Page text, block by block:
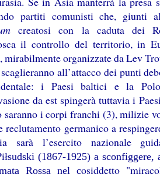
partiti comunisti che, giunti
creatosi con la caduta dei
il controllo del territorio, in
mirabilmente organizzate da Lev
all’attacco dei punti
i Paesi baltici e la
da est spingerà tuttavia i
saranno i corpi franchi (3), milizie
reclutamento germanico a
sarà l’esercito nazionale
łsudski (1867-1925) a sconfiggere,
Rossa nel cosiddetto